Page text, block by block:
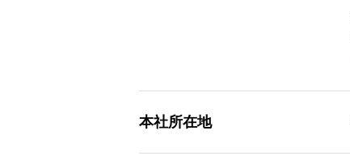
本社所在地